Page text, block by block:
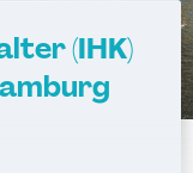
(IHK)